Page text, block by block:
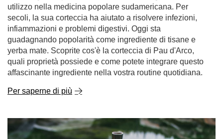
quali proprietà possiede e come potete integrare questo
affascinante ingrediente nella vostra routine quotidiana.
Per saperne di più